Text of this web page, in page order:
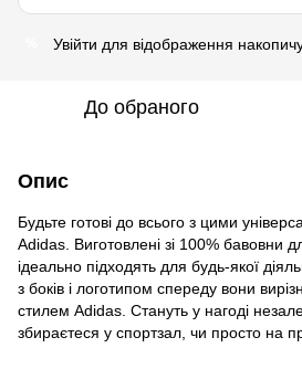
Увійти для відображення
До обраного
Опис
Будьте готові до всього з цими
Adidas. Виготовлені зі 100% бавовни
ідеально підходять для будь-якої
з боків і логотипом спереду вони
стилем Adidas. Стануть у нагоді
збираєтеся у спортзал, чи просто на